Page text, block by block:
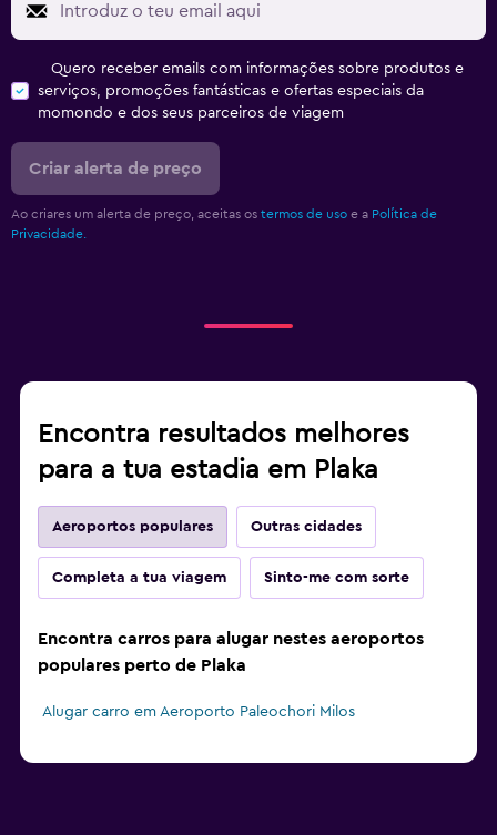
Quero receber emails com informações sobre produtos e
serviços, promoções fantásticas e ofertas especiais da
momondo e dos seus parceiros de viagem
Criar alerta de preço
Ao criares um alerta de preço, aceitas os termos de uso e a Política de
Privacidade.
Encontra resultados melhores
para a tua estadia em Plaka
Aeroportos populares Outras cidades
Completa a tua viagem Sinto-me com sorte
Encontra carros para alugar nestes aeroportos
populares perto de Plaka
Alugar carro em Aeroporto Paleochori Milos